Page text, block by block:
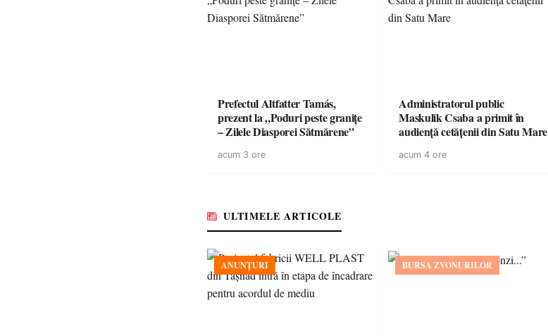
Prefectul Altfatter Tamás,
prezent la „Poduri peste granițe
– Zilele Diasporei Sătmărene”
acum 3 ore
Administratorul public
Maskulik Csaba a primit în
audiență cetățenii din Satu Mare
acum 4 ore
ULTIMELE ARTICOLE
ANUNȚURI BURSA ZVONURILOR